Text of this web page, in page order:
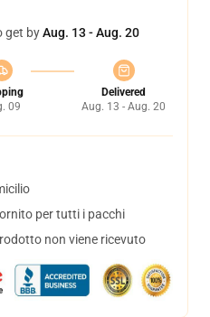
get byAug. 13 - Aug. 20
09
Delivered
Aug. 13 - Aug. 20
per tutti i pacchi
non viene ricevuto